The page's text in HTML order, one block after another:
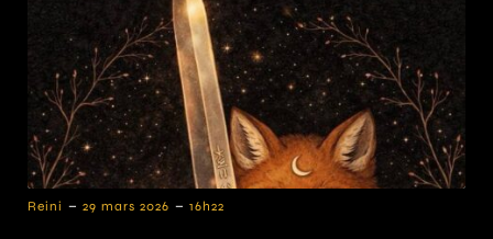
Reini - 29 mars 2026 - 16h22